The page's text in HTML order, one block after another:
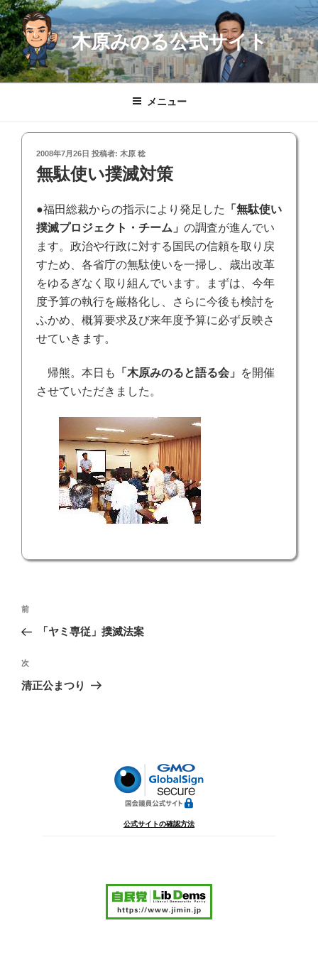
コ
ン
テ
ン
ツ
木原みのる公式サイト
メニュー
投
稿
日:
2008年7月26日 投稿者: 木原 稔
無駄使い撲滅対策
●福田総裁からの指示により発足した
「無駄使い
撲滅プロジェクト・チーム」 の調査が進んでい
ます。政治や行政に対する国民の信頼を取り戻
すため、各省庁の無駄使いを一掃し、歳出改革
をゆるぎなく取り組んでいます。まずは、今年
度予算の執行を厳格化し、さらに今後も検討を
ふかめ、概算要求及び来年度予算に必ず反映さ
せていきます。
帰熊。本日も 「木原みのると語る会」
を開催
させていただきました。
投
ナ
ビ
ゲ
前
の
稿
前
「ヤミ専従」撲滅法案
次
の
次
清正公まつり
公式サイトの確認方法